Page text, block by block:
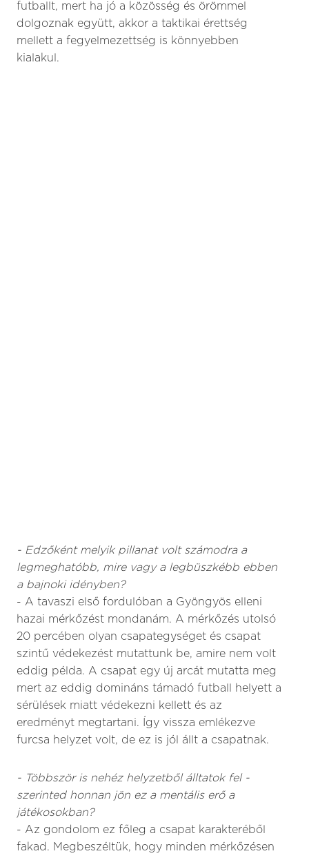
futballt, mert ha jó a közösség és örömmel
dolgoznak együtt, akkor a taktikai érettség
mellett a fegyelmezettség is könnyebben
kialakul.
- Edzőként melyik pillanat volt számodra a
legmeghatóbb, mire vagy a legbüszkébb ebben
a bajnoki idényben?
- A tavaszi első fordulóban a Gyöngyös elleni
hazai mérkőzést mondanám. A mérkőzés utolsó
20 percében olyan csapategységet és csapat
szintű védekezést mutattunk be, amire nem volt
eddig példa. A csapat egy új arcát mutatta meg
mert az eddig domináns támadó futball helyett a
sérülések miatt védekezni kellett és az
eredményt megtartani. Így vissza emlékezve
furcsa helyzet volt, de ez is jól állt a csapatnak.
- Többször is nehéz helyzetből álltatok fel -
szerinted honnan jön ez a mentális erő a
játékosokban?
- Az gondolom ez főleg a csapat karakteréből
fakad. Megbeszéltük, hogy minden mérkőzésen